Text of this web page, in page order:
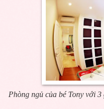
Phòng ngủ của bé Tony với